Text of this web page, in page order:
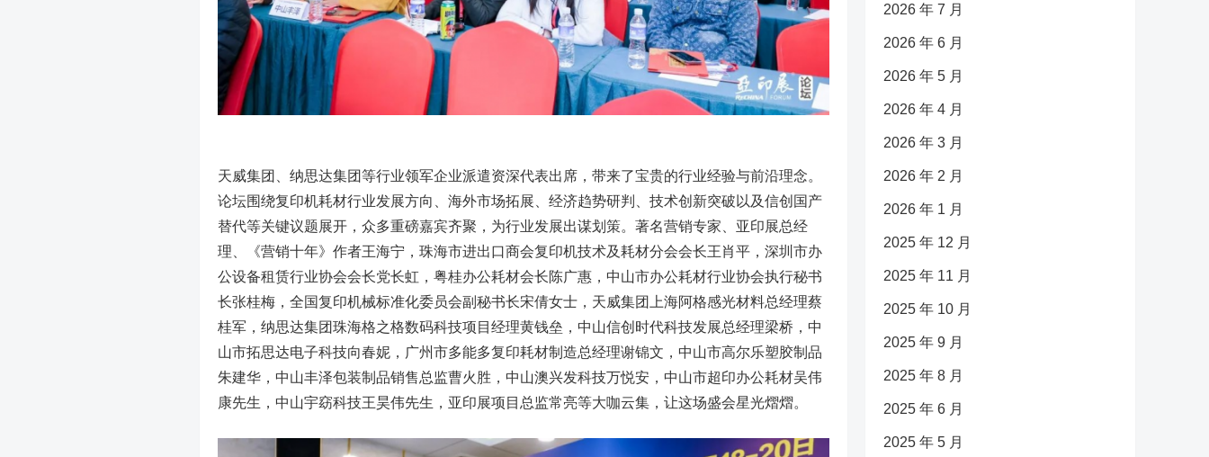
天威集团、纳思达集团等行业领军企业派遣资深代表出席，带来了宝贵的行业经验与前沿理念。
论坛围绕复印机耗材行业发展方向、海外市场拓展、经济趋势研判、技术创新突破以及信创国产
替代等关键议题展开，众多重磅嘉宾齐聚，为行业发展出谋划策。著名营销专家、亚印展总经
理、《营销十年》作者王海宁，珠海市进出口商会复印机技术及耗材分会会长王肖平，深圳市办
公设备租赁行业协会会长党长虹，粤桂办公耗材会长陈广惠，中山市办公耗材行业协会执行秘书
长张桂梅，全国复印机械标准化委员会副秘书长宋倩女士，天威集团上海阿格感光材料总经理蔡
桂军，纳思达集团珠海格之格数码科技项目经理黄钱垒，中山信创时代科技发展总经理梁桥，中
山市拓思达电子科技向春妮，广州市多能多复印耗材制造总经理谢锦文，中山市高尔乐塑胶制品
朱建华，中山丰泽包装制品销售总监曹火胜，中山澳兴发科技万悦安，中山市超印办公耗材吴伟
康先生，中山宇窈科技王昊伟先生，亚印展项目总监常亮等大咖云集，让这场盛会星光熠熠。
2026 年 7 月
2026 年 6 月
2026 年 5 月
2026 年 4 月
2026 年 3 月
2026 年 2 月
2026 年 1 月
2025 年 12 月
2025 年 11 月
2025 年 10 月
2025 年 9 月
2025 年 8 月
2025 年 6 月
2025 年 5 月